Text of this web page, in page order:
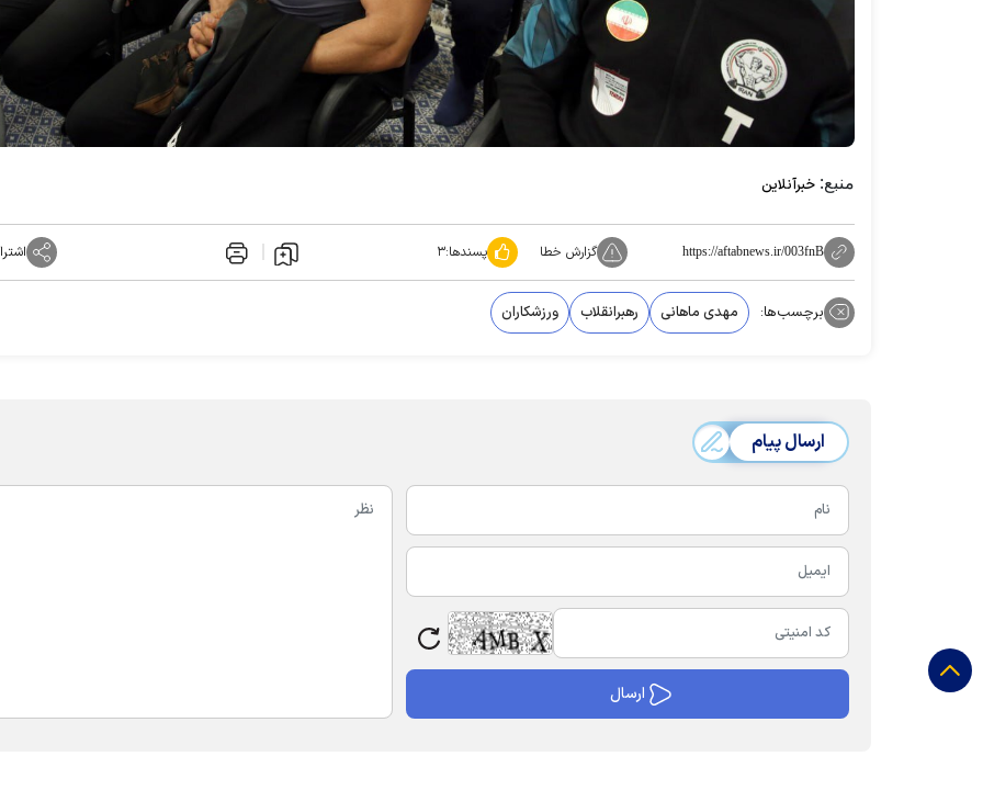
منبع: خبرآنلاین
https://aftabnews.ir/003fnB گزارش خطا پسندها:۳
برچسب‌ها: مهدی ماهانی رهبرانقلاب ورزشکاران
ارسال پیام